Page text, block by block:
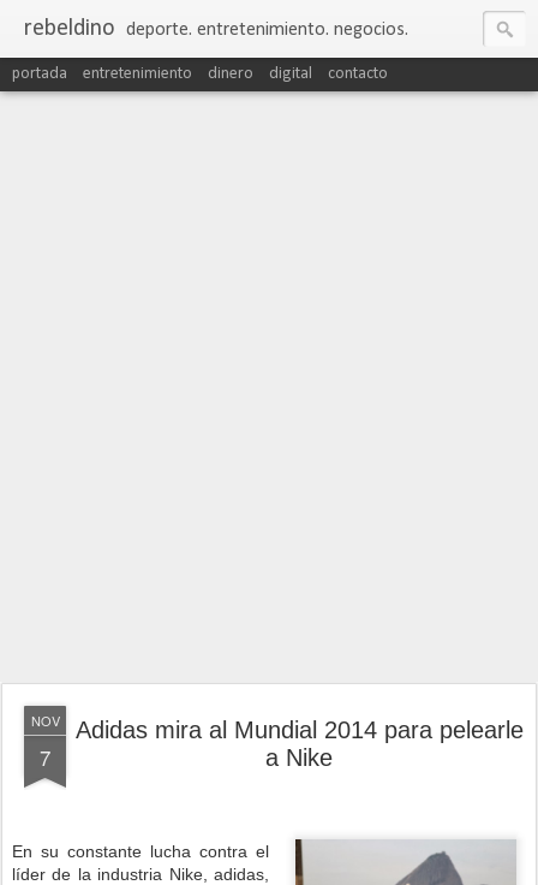
rebeldino deporte. entretenimiento. negocios.
portada entretenimiento dinero digital contacto
NOV
7
Adidas mira al Mundial 2014 para pelearle
a Nike
En su constante lucha contra el
líder de la industria Nike, adidas,